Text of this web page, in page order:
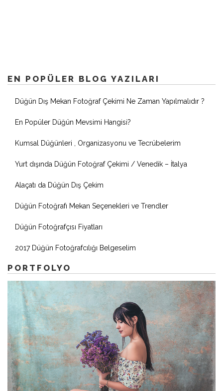
EN POPÜLER BLOG YAZILARI
Düğün Dış Mekan Fotoğraf Çekimi Ne Zaman Yapılmalıdır ?
En Popüler Düğün Mevsimi Hangisi?
Kumsal Düğünleri , Organizasyonu ve Tecrübelerim
Yurt dışında Düğün Fotoğraf Çekimi / Venedik – İtalya
Alaçatı da Düğün Dış Çekim
Düğün Fotoğrafı Mekan Seçenekleri ve Trendler
Düğün Fotoğrafçısı Fiyatları
2017 Düğün Fotoğrafcılığı Belgeselim
PORTFOLYO